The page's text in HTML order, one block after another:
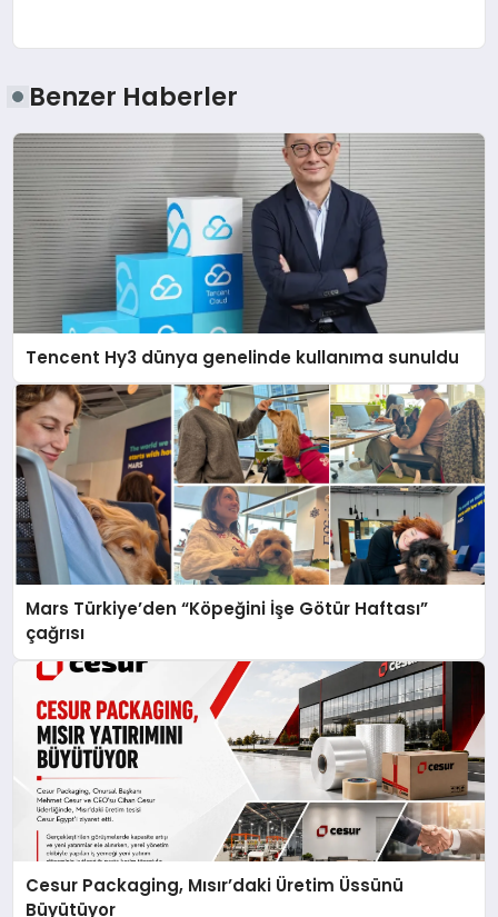
Benzer Haberler
Tencent Hy3 dünya genelinde kullanıma sunuldu
Mars Türkiye’den “Köpeğini İşe Götür Haftası”
çağrısı
Cesur Packaging, Mısır’daki Üretim Üssünü
Büyütüyor